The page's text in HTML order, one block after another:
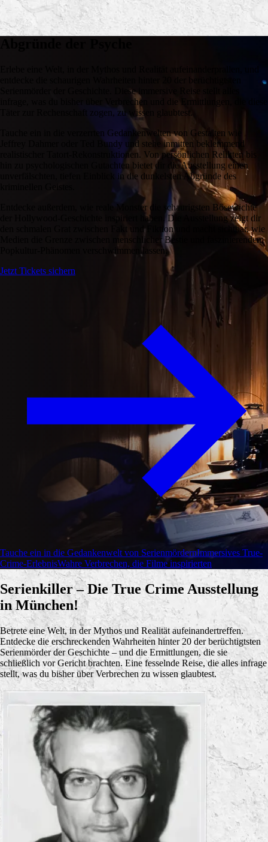
entdecke die schaurigen Wahrheiten hinter 20 der berüchtigtsten
Serienmörder der Geschichte. Diese immersive Reise stellt alles
infrage, was du bisher über Verbrechen und die Ermittlungen, die diese
Täter zur Rechenschaft zogen, zu wissen glaubtest.
Tauche ein in die verzerrten Gedankenwelten von Gestalten wie
Jeffrey Dahmer oder Ted Bundy und stehe inmitten beklemmend
realistischer Tatort-Rekonstruktionen. Von persönlichen Relikten bis
hin zu psychologischen Gutachten bietet dir die Ausstellung einen
unverfälschten, tiefen Einblick in die dunkelsten Abgründe des
Entdecke außerdem, wie reale Monster die schaurigsten Bösewichte
der Hollywood-Geschichte inspiriert haben. Die Ausstellung zeigt dir
den schmalen Grat zwischen Fakt und Fiktion und macht sichtbar, wie
Medien die Grenze zwischen menschlicher Bestie und faszinierendem
Popkultur-Phänomen verschwimmen lassen.
Jetzt Tickets sichern
Tauche ein in die Gedankenwelt von SerienmördernImmersives True-
Crime-ErlebnisWahre Verbrechen, die Filme inspirierten
Serienkiller – Die True Crime Ausstellung
in München!
Betrete eine Welt, in der Mythos und Realität aufeinandertreffen.
Entdecke die erschreckenden Wahrheiten hinter 20 der berüchtigtsten
Serienmörder der Geschichte – und die Ermittlungen, die sie
schließlich vor Gericht brachten. Eine fesselnde Reise, die alles infrage
stellt, was du bisher über Verbrechen zu wissen glaubtest.